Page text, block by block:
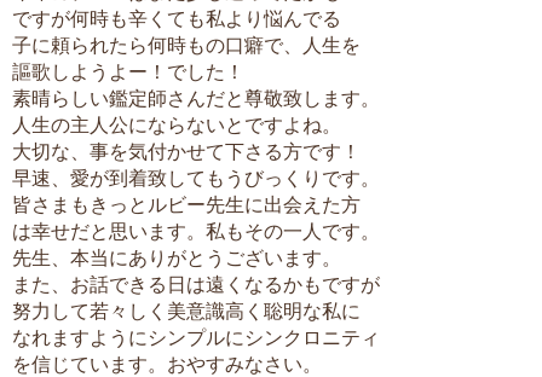
ですが何時も辛くても私より悩んでる
子に頼られたら何時もの口癖で、人生を
謳歌しようよー！でした！
素晴らしい鑑定師さんだと尊敬致します。
人生の主人公にならないとですよね。
大切な、事を気付かせて下さる方です！
早速、愛が到着致してもうびっくりです。
皆さまもきっとルビー先生に出会えた方
は幸せだと思います。私もその一人です。
先生、本当にありがとうございます。
また、お話できる日は遠くなるかもですが
努力して若々しく美意識高く聡明な私に
なれますようにシンプルにシンクロニティ
を信じています。おやすみなさい。